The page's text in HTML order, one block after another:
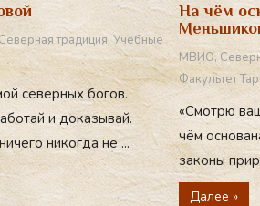
Северная традиция,Учебные
северных богов.
и доказывай.
никогда не ...
На чём
МВИО,
Факультет
«Смотрю
чём
законы
Далее »